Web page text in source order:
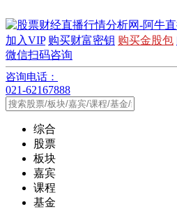
加入VIP 购买财富密钥 购买金股包
微信扫码咨询
咨询电话：
021-62167888
综合
股票
板块
嘉宾
课程
基金